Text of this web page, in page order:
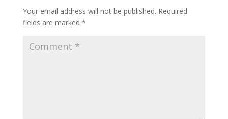
Your email address will not be published. Required
fields are marked *